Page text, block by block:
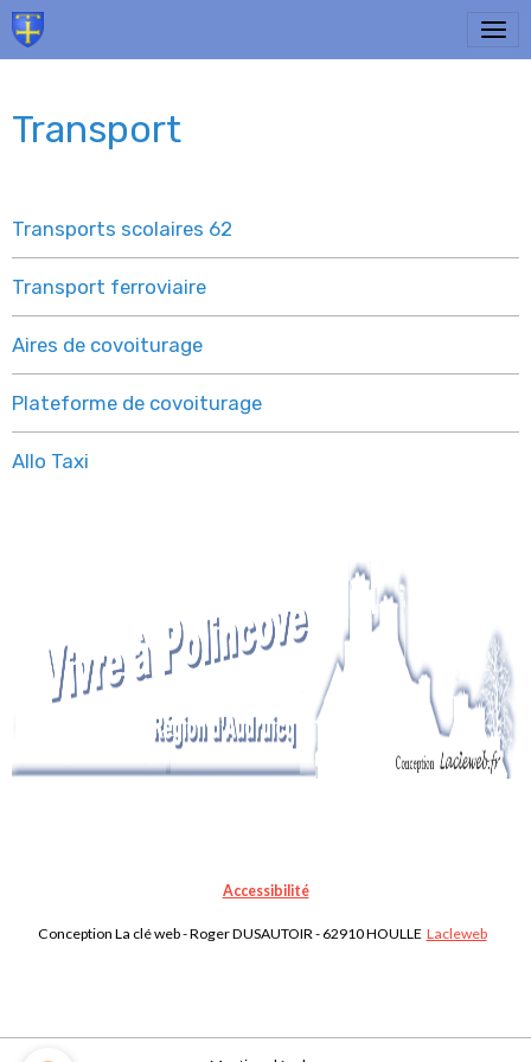
Transport
Transports scolaires 62
Transport ferroviaire
Aires de covoiturage
Plateforme de covoiturage
Allo Taxi
Accessibilité
Conception La clé web - Roger DUSAUTOIR - 62910 HOULLE Lacleweb